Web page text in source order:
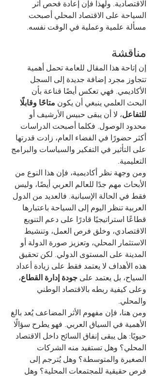
الاقتصادية. ولهذا فإن إعادة فحص أثر
السياحة على الاقتصاد المحلي أصبحت
مسألة علمية وعملية في الوقت نفسه.
مناقشة
إن إتاحة هذا المقال للعامة تحمل أهمية
تتجاوز مجرد إضافة جديدة إلى السجل
الأكاديمي. فهي تعكس أيضًا قناعة بأن
البحث العلمي ينبغي أن يكون متاحًا وقابلًا
للتفاعل، لا أن يبقى حبيس الأرشيف أو
محدود الوصول. فكلما أصبحت الدراسات
أكثر حضورًا في الفضاء العام، زادت قدرتها
على التأثير في التفكير والسياسات والبرامج
التعليمية.
ومن وجهة نظر أكاديمية، فإن هذا النوع من
الأبحاث مهم جدًا للعالم العربي أيضًا، وليس
فقط في الحالة الإسبانية. فالعديد من الدول
العربية تنظر اليوم إلى السياحة باعتبارها
قطاعًا استراتيجيًا قادرًا على دعم التنويع
الاقتصادي، وخلق فرص العمل، وتنشيط
الاستثمار المحلي، وتعزيز صورة الدولة أو
المدينة على المستوى الدولي. لكن تحقيق
هذه الأهداف لا يعتمد فقط على زيادة أعداد
السياح، بل يعتمد على جودة إدارة القطاع،
وعلى كيفية ربطه بالاقتصاد الوطني
والمحلي.
ومن هنا، فإن مفهوم الأثر المضاعف يُعد بالغ
الأهمية في السياق العربي. فهو يطرح سؤالًا
حيويًا: هل يبقى إنفاق السائح داخل الاقتصاد
المحلي؟ وهل تستفيد منه الشركات
الصغيرة والمتوسطة؟ وهل يُترجم إلى
فرص حقيقية للمجتمعات المحلية؟ وهل